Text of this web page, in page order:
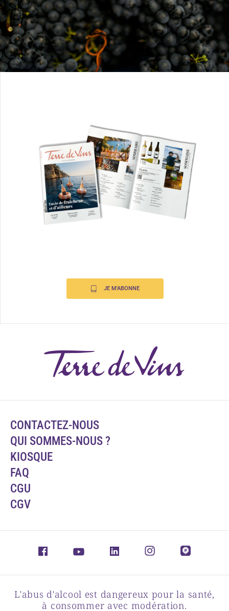
JE M'ABONNE
CONTACTEZ-NOUS
QUI SOMMES-NOUS ?
KIOSQUE
FAQ
CGU
CGV
L'abus d'alcool est dangereux pour la santé,
à consommer avec modération.